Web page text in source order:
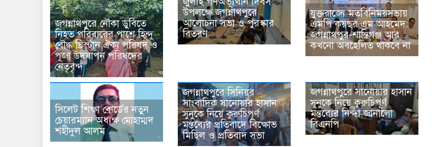
জগন্নাথপুরে নৌকা ডুবিতে
নিহত পরিবারের পাশে হিন্দু
বৌদ্ধ খ্রিস্টান ঐক্য পরিষদ ও
পূজা উদযাপন পরিষদের
নেতৃবৃন্দ
উপলক্ষে জগন্নাথপুরে
আলোচনা সভা ও পুরস্কার
বিতরণ
যুক্তরাজ্যে মতবিনিময়সভায়
এমপি কয়ছর এম আহমেদ:
জগন্নাথপুর-শান্তিগঞ্জ আর
কখনো অবহেলিত থাকবে না
সিলেট শিক্ষা বোর্ডের নতুন
চেয়ারম্যান অধ্যক্ষ মোহাম্মদ
শহীদুল আলম
জগন্নাথপুরে সিনিয়র
সাংবাদিক সানোয়ার হাসান
সুনুকে নিয়ে কুরুচিপূর্ণ
মন্তব্যের প্রতিবাদে বিক্ষোভ
মিছিল ও প্রতিবাদ সভা
জগন্নাথপুরে সানোয়ার হাসান
সুনুকে নিয়ে কুরুচিপূর্ণ
মন্তব্যের নিন্দা জানালো
বিএনপি